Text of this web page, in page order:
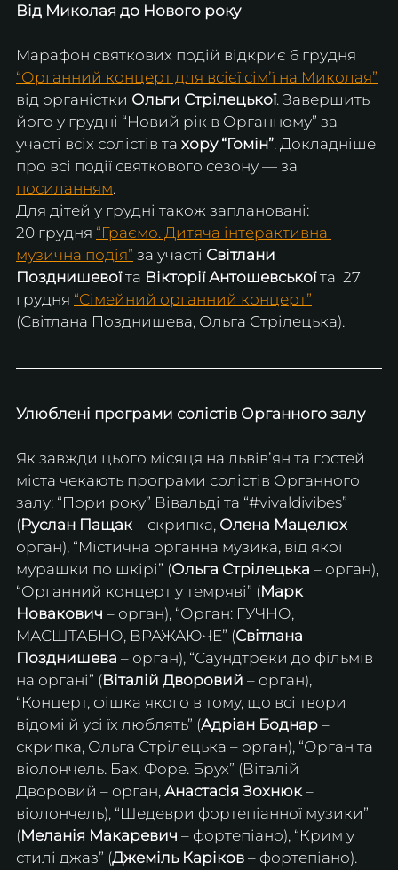
Від Миколая до Нового року
Марафон святкових подій відкриє 6 грудня
“Органний концерт для всієї сімʼї на Миколая”
від органістки Ольги Стрілецької. Завершить
його у грудні “Новий рік в Органному” за
участі всіх солістів та хору “Гомін”. Докладніше
про всі події святкового сезону — за
посиланням.
Для дітей у грудні також заплановані:
20 грудня “Граємо. Дитяча інтерактивна
музична подія” за участі Світлани
Позднишевої та Вікторії Антошевської та  27
грудня “Сімейний органний концерт”
(Світлана Позднишева, Ольга Стрілецька).
Улюблені програми солістів Органного залу
Як завжди цього місяця на львівʼян та гостей
міста чекають програми солістів Органного
залу: “Пори року” Вівальді та “#vivaldivibes”
(Руслан Пащак – скрипка, Олена Мацелюх –
орган), “Містична органна музика, від якої
мурашки по шкірі” (Ольга Стрілецька – орган),
“Органний концерт у темряві” (Марк
Новакович – орган), “Орган: ГУЧНО,
МАСШТАБНО, ВРАЖАЮЧЕ” (Світлана
Позднишева – орган), “Саундтреки до фільмів
на органі” (Віталій Дворовий – орган),
“Концерт, фішка якого в тому, що всі твори
відомі й усі їх люблять” (Адріан Боднар –
скрипка, Ольга Стрілецька – орган), “Орган та
віолончель. Бах. Форе. Брух” (Віталій
Дворовий – орган, Анастасія Зохнюк –
віолончель), “Шедеври фортепіанної музики”
(Меланія Макаревич – фортепіано), “Крим у
стилі джаз” (Джеміль Каріков – фортепіано).